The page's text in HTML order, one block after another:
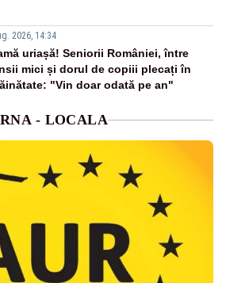
2026, 14:34
uriașă! Seniorii României, între
mici și dorul de copiii plecați în
"Vin doar odată pe an"
- LOCALA